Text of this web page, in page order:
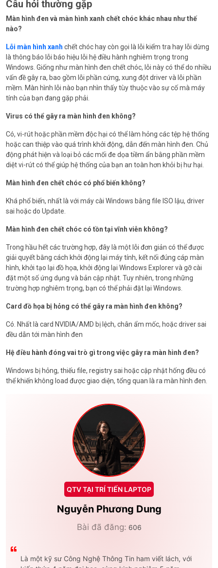
Câu hỏi thường gặp
Màn hình đen và màn hình xanh chết chóc khác nhau như thế
nào?
Lỗi màn hình xanh chết chóc hay còn gọi là lỗi kiểm tra hay lỗi dừng
là thông báo lỗi báo hiệu lỗi hệ điều hành nghiêm trọng trong
Windows. Giống như màn hình đen chết chóc, lỗi này có thể do nhiều
vấn đề gây ra, bao gồm lỗi phần cứng, xung đột driver và lỗi phần
mềm. Màn hình lỗi nào bạn nhìn thấy tùy thuộc vào sự cố mà máy
tính của bạn đang gặp phải.
Virus có thể gây ra màn hình đen không?
Có, vi-rút hoặc phần mềm độc hại có thể làm hỏng các tệp hệ thống
hoặc can thiệp vào quá trình khởi động, dẫn đến màn hình đen. Chủ
động phát hiện và loại bỏ các mối đe dọa tiềm ẩn bằng phần mềm
diệt vi-rút có thể giúp hệ thống của bạn an toàn hơn khỏi bị hư hại.
Màn hình đen chết chóc có phổ biến không?
Khá phổ biến, nhất là với máy cài Windows bằng file ISO lậu, driver
sai hoặc do Update.
Màn hình đen chết chóc có tồn tại vĩnh viễn không?
Trong hầu hết các trường hợp, đây là một lỗi đơn giản có thể được
giải quyết bằng cách khởi động lại máy tính, kết nối đúng cáp màn
hình, khởi tạo lại đồ họa, khởi động lại Windows Explorer và gỡ cài
đặt một số ứng dụng và bản cập nhật. Tuy nhiên, trong những
trường hợp nghiêm trọng, bạn có thể phải đặt lại Windows.
Card đồ họa bị hỏng có thể gây ra màn hình đen không?
Có. Nhất là card NVIDIA/AMD bị lệch, chân ẩm mốc, hoặc driver sai
đều dẫn tới màn hình đen
Hệ điều hành đóng vai trò gì trong việc gây ra màn hình đen?
Windows bị hỏng, thiếu file, registry sai hoặc cập nhật hống đều có
thể khiến không load được giao diện, tổng quan là ra màn hình đen.
QTV TẠI TRÍ TIẾN LAPTOP
Nguyễn Phương Dung
Bài đã đăng: 606
Là một kỹ sư Công Nghệ Thông Tin ham viết lách, với